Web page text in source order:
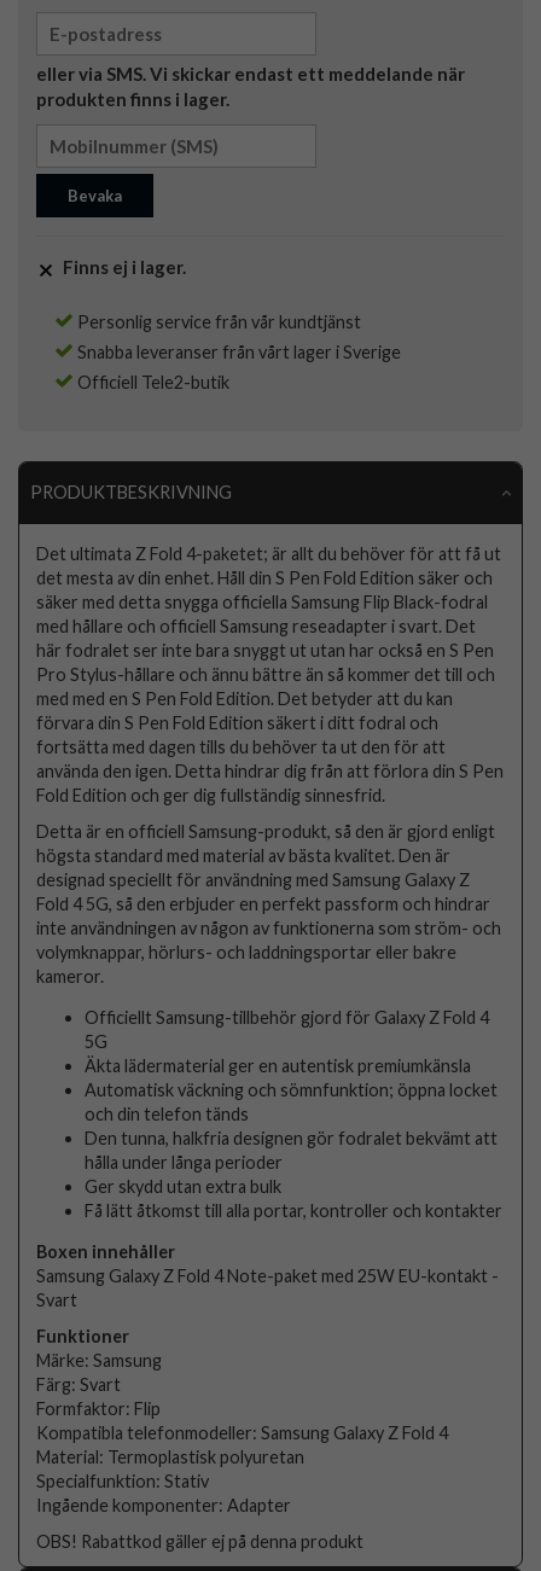
eller via SMS. Vi skickar endast ett meddelande när
produkten finns i lager.
Bevaka
Finns ej i lager.
Personlig service från vår kundtjänst
Snabba leveranser från vårt lager i Sverige
Officiell Tele2-butik
PRODUKTBESKRIVNING
Det ultimata Z Fold 4-paketet; är allt du behöver för att få ut
det mesta av din enhet. Håll din S Pen Fold Edition säker och
säker med detta snygga officiella Samsung Flip Black-fodral
med hållare och officiell Samsung reseadapter i svart. Det
här fodralet ser inte bara snyggt ut utan har också en S Pen
Pro Stylus-hållare och ännu bättre än så kommer det till och
med med en S Pen Fold Edition. Det betyder att du kan
förvara din S Pen Fold Edition säkert i ditt fodral och
fortsätta med dagen tills du behöver ta ut den för att
använda den igen. Detta hindrar dig från att förlora din S Pen
Fold Edition och ger dig fullständig sinnesfrid.
Detta är en officiell Samsung-produkt, så den är gjord enligt
högsta standard med material av bästa kvalitet. Den är
designad speciellt för användning med Samsung Galaxy Z
Fold 4 5G, så den erbjuder en perfekt passform och hindrar
inte användningen av någon av funktionerna som ström- och
volymknappar, hörlurs- och laddningsportar eller bakre
kameror.
Officiellt Samsung-tillbehör gjord för Galaxy Z Fold 4
5G
Äkta lädermaterial ger en autentisk premiumkänsla
Automatisk väckning och sömnfunktion; öppna locket
och din telefon tänds
Den tunna, halkfria designen gör fodralet bekvämt att
hålla under långa perioder
Ger skydd utan extra bulk
Få lätt åtkomst till alla portar, kontroller och kontakter
Boxen innehåller
Samsung Galaxy Z Fold 4 Note-paket med 25W EU-kontakt -
Svart
Funktioner
Märke: Samsung
Färg: Svart
Formfaktor: Flip
Kompatibla telefonmodeller: Samsung Galaxy Z Fold 4
Material: Termoplastisk polyuretan
Specialfunktion: Stativ
Ingående komponenter: Adapter
OBS! Rabattkod gäller ej på denna produkt